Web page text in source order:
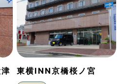
東横INN京橋桜ノ宮